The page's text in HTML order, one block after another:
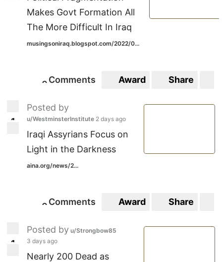
Makes Govt Formation All
The More Difficult In Iraq
musingsoniraq.blogspot.com/2022/0...
00
Comments Award Share
11
Posted by
u/WestminsterInstitute 2 days ago
Iraqi Assyrians Focus on
Light in the Darkness
aina.org/news/2...
00
Comments Award Share
11
Posted by u/Strongbow85
3 days ago
Nearly 200 Dead as